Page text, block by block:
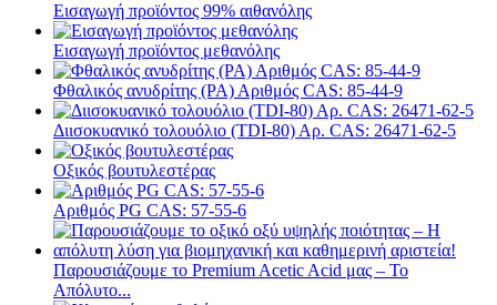
Εισαγωγή προϊόντος 99% αιθανόλης
Εισαγωγή προϊόντος μεθανόλης
Φθαλικός ανυδρίτης (PA) Αριθμός CAS: 85-44-9
Διισοκυανικό τολουόλιο (TDI-80) Αρ. CAS: 26471-62-5
Οξικός βουτυλεστέρας
Αριθμός PG CAS: 57-55-6
Παρουσιάζουμε το Premium Acetic Acid μας – Το
Απόλυτο...